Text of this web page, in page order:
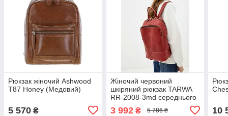
Рюкзак жіночий Ashwood
T87 Honey (Медовий)
5 570 ₴
Жіночий червоний
шкіряний рюкзак TARWA
RR-2008-3md середнього
3 992₴ 5 786 ₴ 10